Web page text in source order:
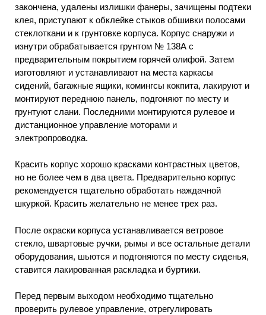
закончена, удалены излишки фанеры, зачищены подтеки
клея, приступают к обклейке стыков обшивки полосами
стеклоткани и к грунтовке корпуса. Корпус снаружи и
изнутри обрабатывается грунтом № 138А с
предварительным покрытием горячей олифой. Затем
изготовляют и устанавливают на места каркасы
сидений, багажные ящики, комингсы кокпита, лакируют и
монтируют переднюю панель, подгоняют по месту и
грунтуют слани. Последними монтируются рулевое и
дистанционное управление моторами и
электропроводка.
Красить корпус хорошо красками контрастных цветов,
но не более чем в два цвета. Предварительно корпус
рекомендуется тщательно обработать наждачной
шкуркой. Красить желательно не менее трех раз.
После окраски корпуса устанавливается ветровое
стекло, швартовые ручки, рымы и все остальные детали
оборудования, шьются и подгоняются по месту сиденья,
ставится лакированная раскладка и буртики.
Перед первым выходом необходимо тщательно
проверить рулевое управление, отрегулировать